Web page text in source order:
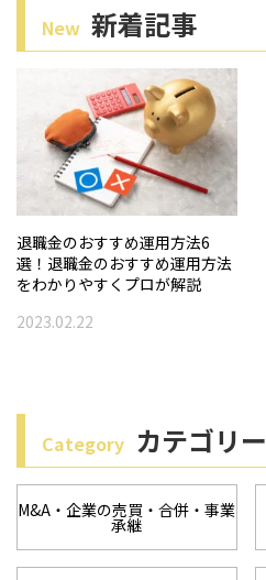
New 新着記事
退職金のおすすめ運用方法6
選！退職金のおすすめ運用方法
をわかりやすくプロが解説
2023.02.22
Category カテゴリー
M&A・企業の売買・合併・事業
承継